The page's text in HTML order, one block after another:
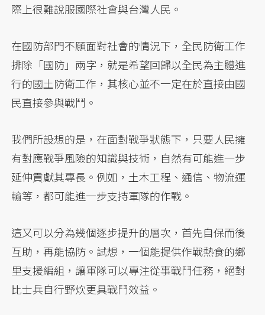
際上很難說服國際社會與台灣人民。
在國防部門不願面對社會的情況下，全民防衛工作
排除「國防」兩字，就是希望回歸以全民為主體進
行的國土防衛工作，其核心並不一定在於直接由國
民直接參與戰鬥。
我們所設想的是，在面對戰爭狀態下，只要人民擁
有對應戰爭風險的知識與技術，自然有可能進一步
延伸貢獻其專長。例如，土木工程、通信、物流運
輸等，都可能進一步支持軍隊的作戰。
這又可以分為幾個逐步提升的層次，首先自保而後
互助，再能協防。試想，一個能提供作戰熱食的鄉
里支援編組，讓軍隊可以專注從事戰鬥任務，絕對
比士兵自行野炊更具戰鬥效益。